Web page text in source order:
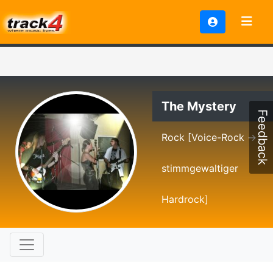
The Mystery
Rock [Voice-Rock ->
stimmgewaltiger
Hardrock]
Feedback